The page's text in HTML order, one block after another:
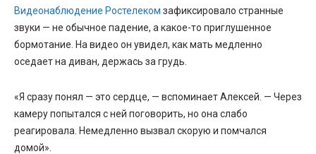
Видеонаблюдение Ростелеком зафиксировало странные
звуки — не обычное падение, а какое-то приглушенное
бормотание. На видео он увидел, как мать медленно
оседает на диван, держась за грудь.
«Я сразу понял — это сердце, — вспоминает Алексей. — Через
камеру попытался с ней поговорить, но она слабо
реагировала. Немедленно вызвал скорую и помчался
домой».